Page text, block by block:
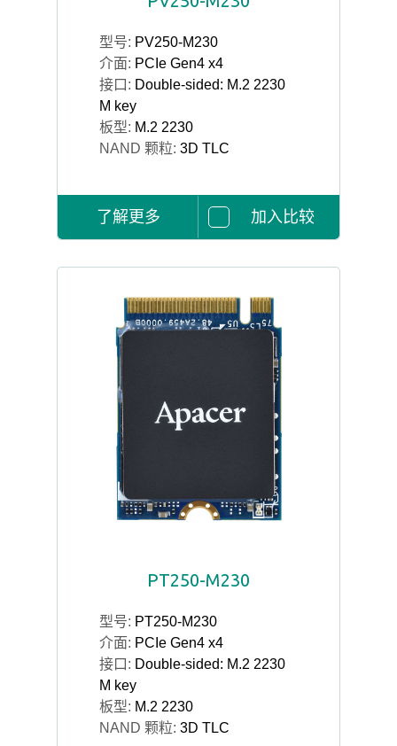
型号: PV250-M230
介面: PCIe Gen4 x4
接口: Double-sided: M.2 2230
M key
板型: M.2 2230
NAND 颗粒: 3D TLC
了解更多 加入比较
PT250-M230
型号: PT250-M230
介面: PCIe Gen4 x4
接口: Double-sided: M.2 2230
M key
板型: M.2 2230
NAND 颗粒: 3D TLC